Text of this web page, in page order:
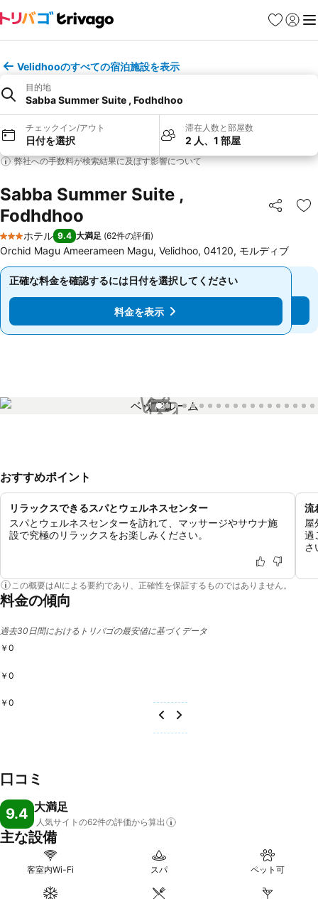
お気に入り
ログイ
メ
Velidhooのすべての宿泊施設を表示
目的地
Sabba Summer Suite , Fodhdhoo
チェックイン/アウト
日付を選択
滞在人数と部屋数
2 人、1 部屋
弊社への手数料が検索結果に及ぼす影響について
Sabba Summer Suite ,
Fodhdhoo
シェア お
3 ホテルのランク
ホテル 9.4 大満足 (62件の評価)
Orchid Magu Ameerameen Magu, Velidhoo, 04120, モルディブ
正確な料金を確認するには日付を選択してください
料金を表示
正確な料金を確認するには日付を選択してください
料金を表示
1 / 31
おすすめポイント
リラックスできるスパとウェルネスセンター
スパとウェルネスセンターを訪れて、マッサージやサウナ施
設で究極のリラックスをお楽しみください。
流
屋
過
さ
この概要はAIによる要約であり、正確性を保証するものではありません。
料金の傾向
過去30日間におけるトリバゴの最安値に基づくデータ
￥0
￥0
￥0
口コミ
9.4 大満足
人気サイトの62件の評価から算出
主な設備
客室内Wi-Fi スパ ペット可